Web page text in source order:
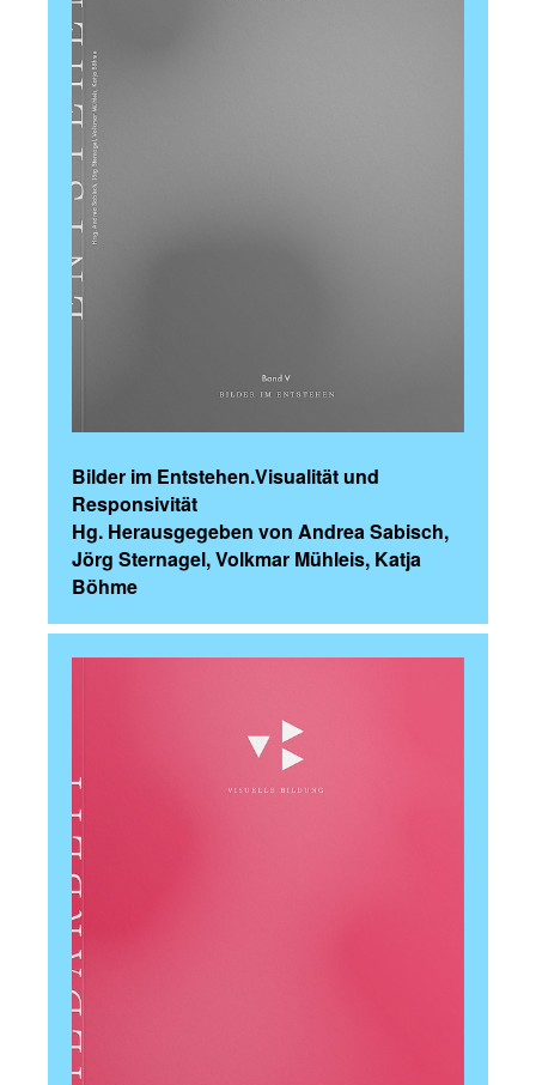
Bilder im Entstehen.Visualität und
Responsivität
Hg. Herausgegeben von Andrea Sabisch,
Jörg Sternagel, Volkmar Mühleis, Katja
Böhme